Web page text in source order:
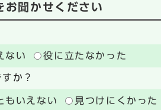
お聞かせください
ない 役に立たなかった
か？
もいえない 見つけにくかった